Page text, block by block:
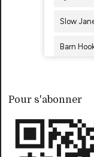
Pour s'abonner